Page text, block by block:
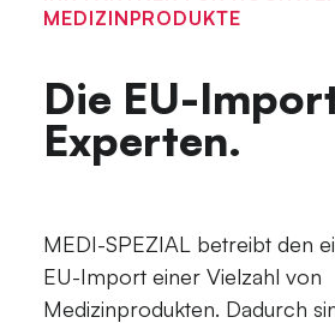
MEDIZINPRODUKTE
Die EU-
Experten.
MEDI-SPEZIAL betreibt den
EU-Import einer Vielzahl von
Medizinprodukten. Dadurch